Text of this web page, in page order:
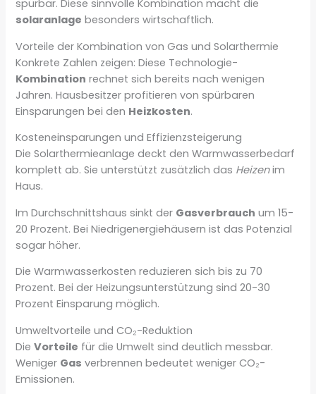
spürbar. Diese sinnvolle Kombination macht die
solaranlage besonders wirtschaftlich.
Vorteile der Kombination von Gas und Solarthermie
Konkrete Zahlen zeigen: Diese Technologie-
Kombination rechnet sich bereits nach wenigen
Jahren. Hausbesitzer profitieren von spürbaren
Einsparungen bei den Heizkosten.
Kosteneinsparungen und Effizienzsteigerung
Die Solarthermieanlage deckt den Warmwasserbedarf
komplett ab. Sie unterstützt zusätzlich das Heizenim
Haus.
Im Durchschnittshaus sinkt der Gasverbrauch um 15-
20 Prozent. Bei Niedrigenergiehäusern ist das Potenzial
sogar höher.
Die Warmwasserkosten reduzieren sich bis zu 70
Prozent. Bei der Heizungsunterstützung sind 20-30
Prozent Einsparung möglich.
Umweltvorteile und CO₂-Reduktion
DieVorteile für die Umwelt sind deutlich messbar.
Weniger Gas verbrennen bedeutet weniger CO₂-
Emissionen.